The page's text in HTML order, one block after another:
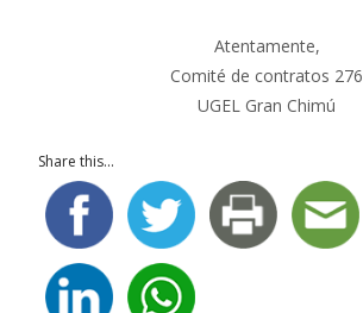
Atentamente,
Comité de contratos 276
UGEL Gran Chimú
Share this...